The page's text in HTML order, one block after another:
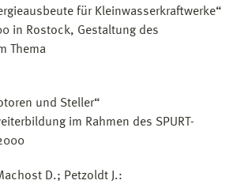
für Kleinwasserkraftwerke“
in Rostock, Gestaltung des
Thema
und Steller“
im Rahmen des SPURT-
D.; Petzoldt J.: